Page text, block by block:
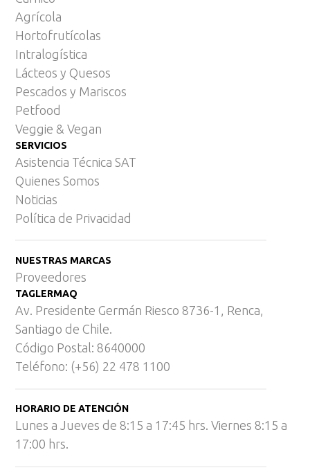
Agrícola
Hortofrutícolas
Intralogística
Lácteos y Quesos
Pescados y Mariscos
Petfood
Veggie & Vegan
SERVICIOS
Asistencia Técnica SAT
Quienes Somos
Noticias
Política de Privacidad
NUESTRAS MARCAS
Proveedores
TAGLERMAQ
Av. Presidente Germán Riesco 8736-1, Renca,
Santiago de Chile.
Código Postal: 8640000
Teléfono: (+56) 22 478 1100
HORARIO DE ATENCIÓN
Lunes a Jueves de 8:15 a 17:45 hrs. Viernes 8:15 a
17:00 hrs.